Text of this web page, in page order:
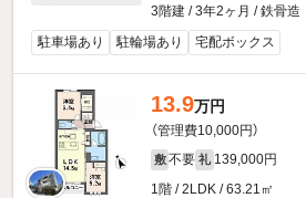
3階建 / 3年2ヶ月 / 鉄骨造
駐車場あり
駐輪場あり 宅配ボックス
13.9万円
（管理費10,000円）
敷 不要 礼 139,000円
1階 / 2LDK / 63.21㎡